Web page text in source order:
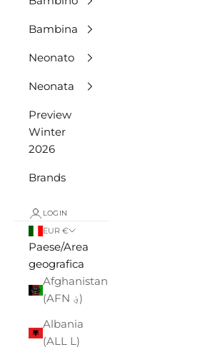
Bambina
Neonato
Neonata
Preview
Winter
2026
Brands
LOGIN
EUR €
Paese/Area
geografica
Afghanistan
(AFN ؋)
Albania
(ALL L)